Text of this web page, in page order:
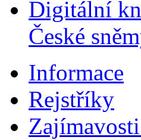
Digitální
České
Informace
Rejstříky